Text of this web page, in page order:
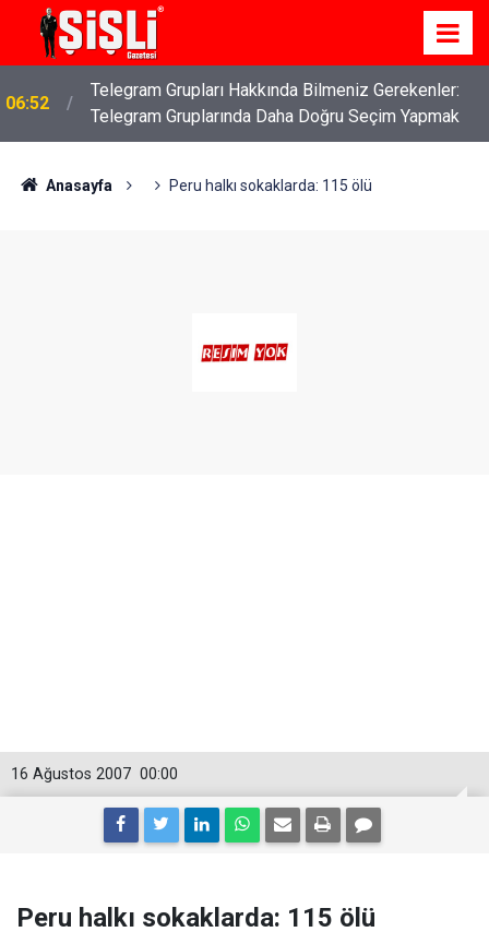
06:52
Telegram Grupları Hakkında Bilmeniz Gerekenler:
Telegram Gruplarında Daha Doğru Seçim Yapmak
Anasayfa Peru halkı sokaklarda: 115 ölü
00:00
16 Ağustos 2007
Peru halkı sokaklarda: 115 ölü